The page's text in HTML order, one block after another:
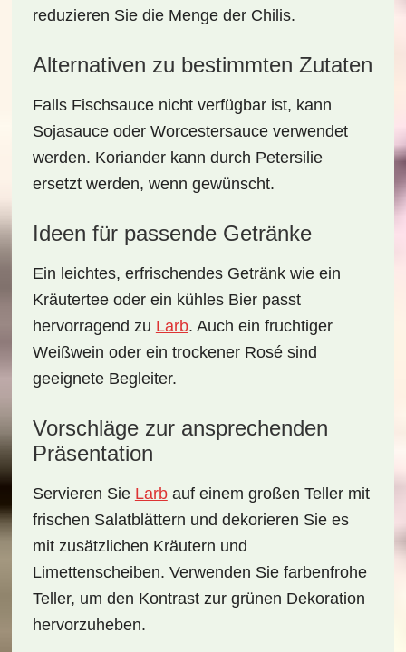
reduzieren Sie die Menge der Chilis.
Alternativen zu bestimmten Zutaten
Falls Fischsauce nicht verfügbar ist, kann
Sojasauce oder Worcestersauce verwendet
werden. Koriander kann durch Petersilie
ersetzt werden, wenn gewünscht.
Ideen für passende Getränke
Ein leichtes, erfrischendes Getränk wie ein
Kräutertee oder ein kühles Bier passt
hervorragend zu Larb. Auch ein fruchtiger
Weißwein oder ein trockener Rosé sind
geeignete Begleiter.
Vorschläge zur ansprechenden
Präsentation
Servieren Sie Larbauf einem großen Teller mit
frischen Salatblättern und dekorieren Sie es
mit zusätzlichen Kräutern und
Limettenscheiben. Verwenden Sie farbenfrohe
Teller, um den Kontrast zur grünen Dekoration
hervorzuheben.